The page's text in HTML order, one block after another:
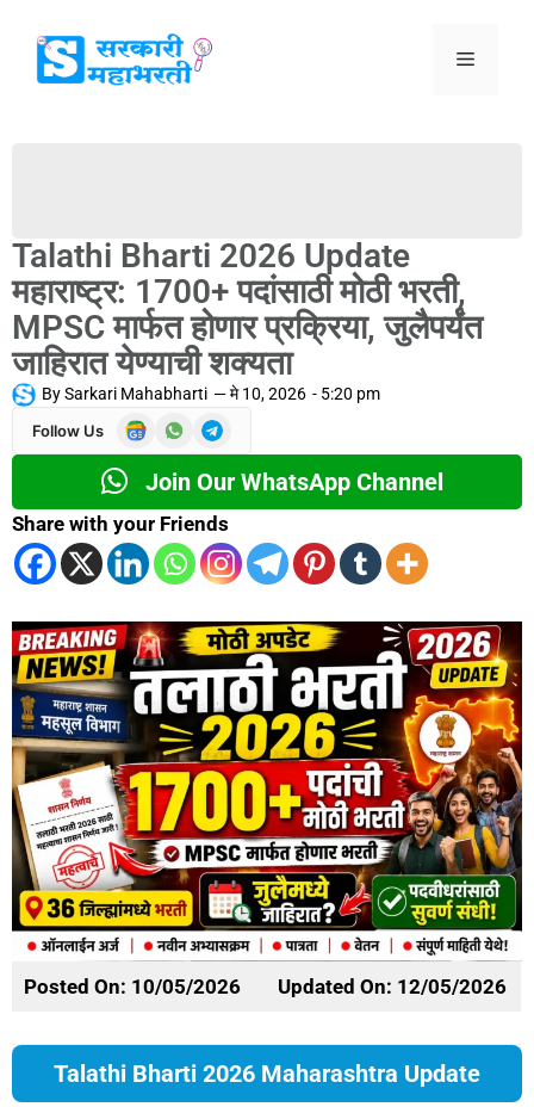
Talathi Bharti 2026 Update
महाराष्ट्र: 1700+ पदांसाठी मोठी भरती,
MPSC मार्फत होणार प्रक्रिया, जुलैपर्यंत
जाहिरात येण्याची शक्यता
BySarkari Mahabharti —मे 10, 2026 - 5:20 pm
Follow Us
Join Our WhatsApp Channel
Share with your Friends
Posted On: 10/05/2026 Updated On: 12/05/2026
Talathi Bharti 2026 Maharashtra Update